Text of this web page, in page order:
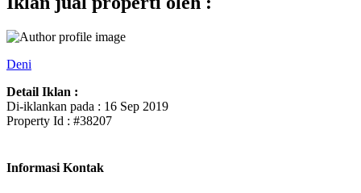
Deni
Detail Iklan :
Di-iklankan pada : 16 Sep 2019
Property Id : #38207
Informasi Kontak